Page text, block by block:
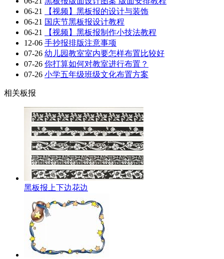
06-21
【视频】黑板报的设计与装饰
06-21 国庆节黑板报设计教程
06-21
【视频】黑板报制作小技法教程
12-06 手抄报排版注意事项
07-26 幼儿园教室室内要怎样布置比较好
07-26 你打算如何对教室进行布置？
07-26 小学五年级班级文化布置方案
相关板报
黑板报上下边花边